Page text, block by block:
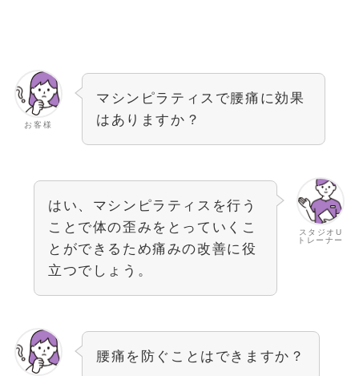
お客様
マシンピラティスで腰痛に効果
はありますか？
スタジオU
トレーナー
はい、マシンピラティスを行う
ことで体の歪みをとっていくこ
とができるため痛みの改善に役
立つでしょう。
腰痛を防ぐことはできますか？